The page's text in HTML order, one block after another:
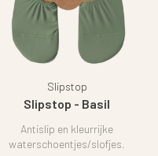
Slipstop
Slipstop - Basil
Antislip en kleurrijke
waterschoentjes/slofjes.